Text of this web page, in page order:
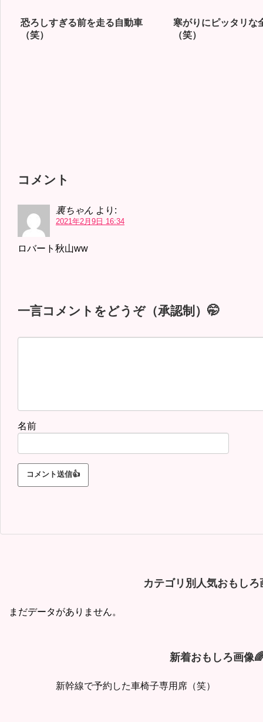
恐ろしすぎる前を走る自動車
（笑）
寒がりにピッタリな
（笑）
コメント
裏ちゃん より:
2021年2月9日 16:34
ロバート秋山ww
一言コメントをどうぞ（承認制）🤭
名前
カテゴリ別人気おもしろ
まだデータがありません。
新着おもしろ画像
新幹線で予約した車椅子専用席（笑）